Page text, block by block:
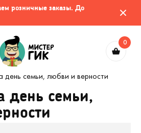
розничные заказы. До
0
день семьи, любви и верности
день семьи,